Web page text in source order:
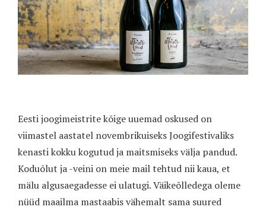
Eesti joogimeistrite kõige uuemad oskused on
viimastel aastatel novembrikuiseks Joogifestivaliks
kenasti kokku kogutud ja maitsmiseks välja pandud.
Koduõlut ja -veini on meie mail tehtud nii kaua, et
mälu algusaegadesse ei ulatugi. Väikeõlledega oleme
nüüd maailma mastaabis vähemalt sama suured